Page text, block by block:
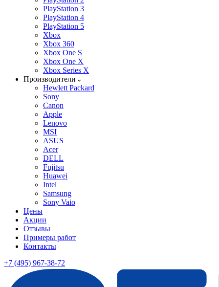
PlayStation 3
PlayStation 4
PlayStation 5
Xbox
Xbox 360
Xbox One S
Xbox One X
Xbox Series X
Производители
Hewlett Packard
Sony
Canon
Apple
Lenovo
MSI
ASUS
Acer
DELL
Fujitsu
Huawei
Intel
Samsung
Sony Vaio
Цены
Акции
Отзывы
Примеры работ
Контакты
+7 (495) 967-38-72